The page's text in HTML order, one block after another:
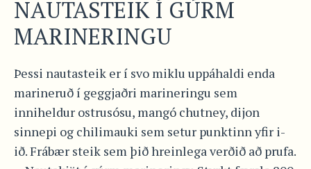
NAUTASTEIK Í GÚRM
MARINERINGU
Þessi nautasteik er í svo miklu uppáhaldi enda
marineruð í geggjaðri marineringu sem
inniheldur ostrusósu, mangó chutney, dijon
sinnepi og chilimauki sem setur punktinn yfir i-
ið. Frábær steik sem þið hreinlega verðið að prufa.